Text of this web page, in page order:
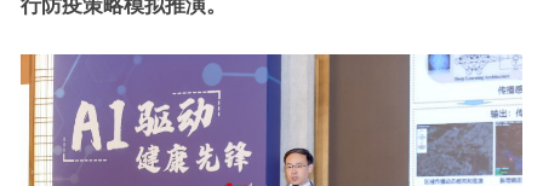
行防疫策略模拟推演。